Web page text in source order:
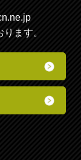
ます。